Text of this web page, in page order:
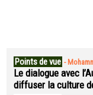
Points de vue -
Le dialogue avec
diffuser la culture